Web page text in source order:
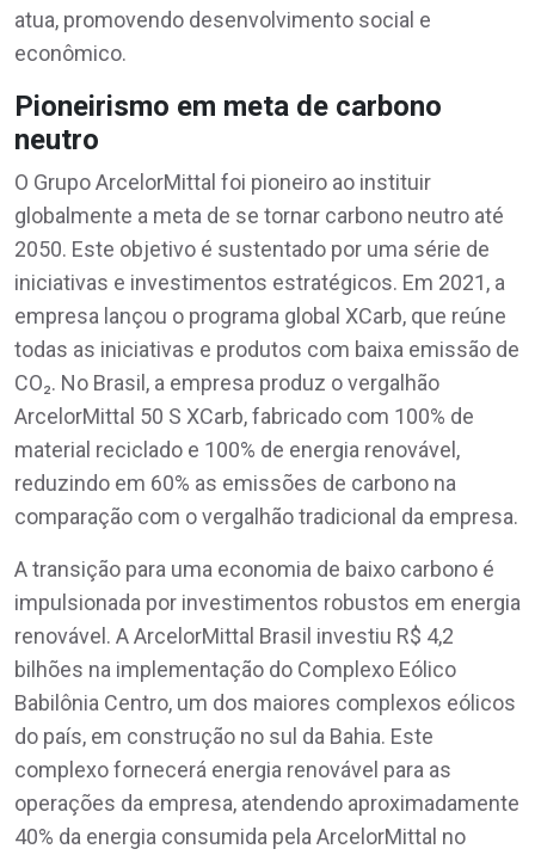
atua, promovendo desenvolvimento social e
econômico.
Pioneirismo em meta de carbono
neutro
O Grupo ArcelorMittal foi pioneiro ao instituir
globalmente a meta de se tornar carbono neutro até
2050. Este objetivo é sustentado por uma série de
iniciativas e investimentos estratégicos. Em 2021, a
empresa lançou o programa global XCarb, que reúne
todas as iniciativas e produtos com baixa emissão de
CO₂. No Brasil, a empresa produz o vergalhão
ArcelorMittal 50 S XCarb, fabricado com 100% de
material reciclado e 100% de energia renovável,
reduzindo em 60% as emissões de carbono na
comparação com o vergalhão tradicional da empresa.
A transição para uma economia de baixo carbono é
impulsionada por investimentos robustos em energia
renovável. A ArcelorMittal Brasil investiu R$ 4,2
bilhões na implementação do Complexo Eólico
Babilônia Centro, um dos maiores complexos eólicos
do país, em construção no sul da Bahia. Este
complexo fornecerá energia renovável para as
operações da empresa, atendendo aproximadamente
40% da energia consumida pela ArcelorMittal no